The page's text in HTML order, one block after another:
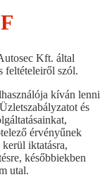
Kft. által
feltételeiről szól.
kíván lenni
és
érvényűnek
iktatásra,
későbbiekben
utal.